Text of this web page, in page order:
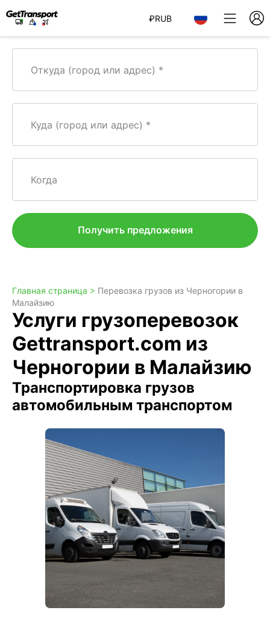
₽RUB
Откуда (город или адрес)
Куда (город или адрес)
Когда
Получить предложения
Главная страница > Перевозка грузов из Черногории в
Малайзию
Услуги грузоперевозок
Gettransport.com из
Черногории в Малайзию
Транспортировка грузов
автомобильным транспортом